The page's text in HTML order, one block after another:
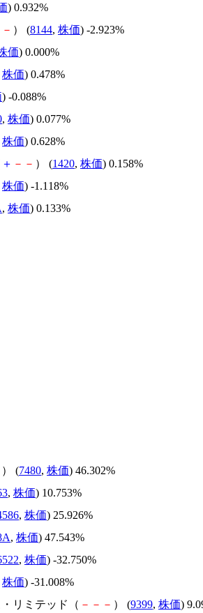
) 0.932%
－ ） (8144, 株価) -2.923%
価) 0.000%
株価) 0.478%
) -0.088%
, 株価) 0.077%
株価) 0.628%
＋ － － ） (1420, 株価) 0.158%
株価) -1.118%
, 株価) 0.133%
） (7480, 株価) 46.302%
, 株価) 10.753%
, 株価) 25.926%
, 株価) 47.543%
, 株価) -32.750%
株価) -31.008%
リミテッド（ － － － ） (9399, 株価)